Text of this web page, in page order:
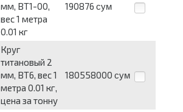
мм, ВТ1-00,
вес 1 метра
0.01 кг
190876 сум
Круг
титановый 2
мм, ВТ6, вес 1
метра 0.01 кг,
цена за тонну
180558000 сум